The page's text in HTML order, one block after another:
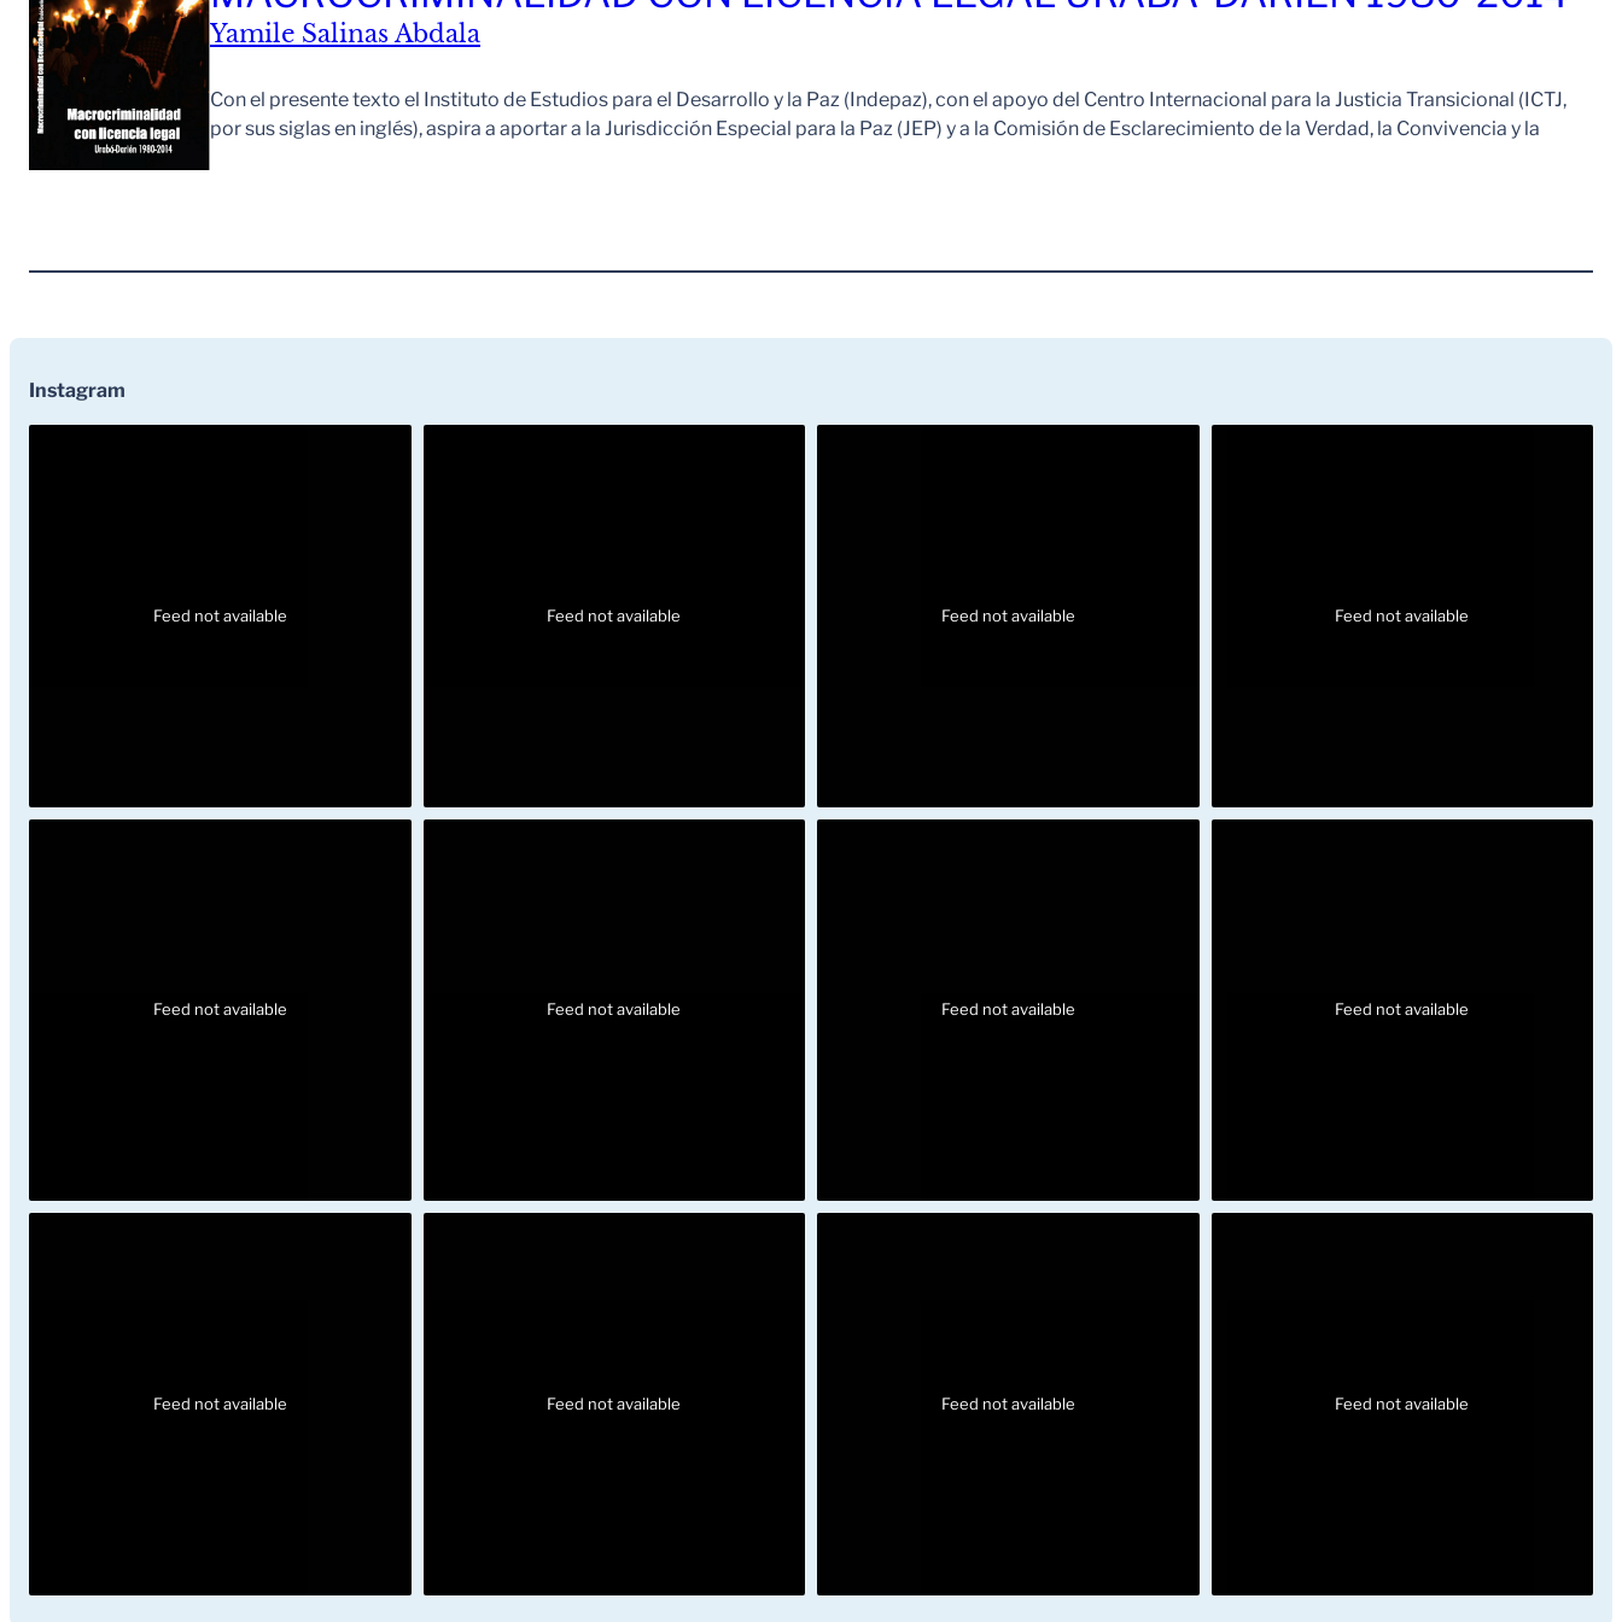
Yamile Salinas Abdala
Con el presente texto el Instituto de Estudios para el Desarrollo y la Paz (Indepaz), con el apoyo del Centro Internacional para la Justicia Transicional (ICTJ,
por sus siglas en inglés), aspira a aportar a la Jurisdicción Especial para la Paz (JEP) y a la Comisión de Esclarecimiento de la Verdad, la Convivencia y la
Instagram
Feed not available Feed not available Feed not available Feed not available
Feed not available Feed not available Feed not available Feed not available
Feed not available Feed not available Feed not available Feed not available